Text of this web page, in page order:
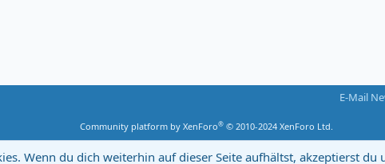
E-Mail
Community platform by XenForo® © 2010-2024 XenForo Ltd.
Wenn du dich weiterhin auf dieser Seite aufhältst, akzeptierst du